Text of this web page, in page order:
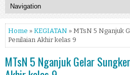
Home » KEGIATAN » MTsN 5 Nganjuk
Penilaian Akhir kelas 9
MTsN 5 Nganjuk Gelar